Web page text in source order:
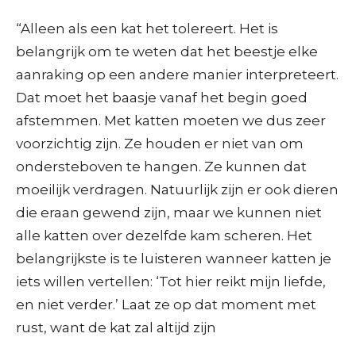
“Alleen als een kat het tolereert. Het is
belangrijk om te weten dat het beestje elke
aanraking op een andere manier interpreteert.
Dat moet het baasje vanaf het begin goed
afstemmen. Met katten moeten we dus zeer
voorzichtig zijn. Ze houden er niet van om
ondersteboven te hangen. Ze kunnen dat
moeilijk verdragen. Natuurlijk zijn er ook dieren
die eraan gewend zijn, maar we kunnen niet
alle katten over dezelfde kam scheren. Het
belangrijkste is te luisteren wanneer katten je
iets willen vertellen: ‘Tot hier reikt mijn liefde,
en niet verder.’ Laat ze op dat moment met
rust, want de kat zal altijd zijn